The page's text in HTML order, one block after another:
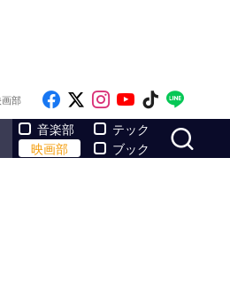
部 Like on Facebook
Follow on x
Follow on
Follow on
Follow
音楽部
映画部
テック
ブック